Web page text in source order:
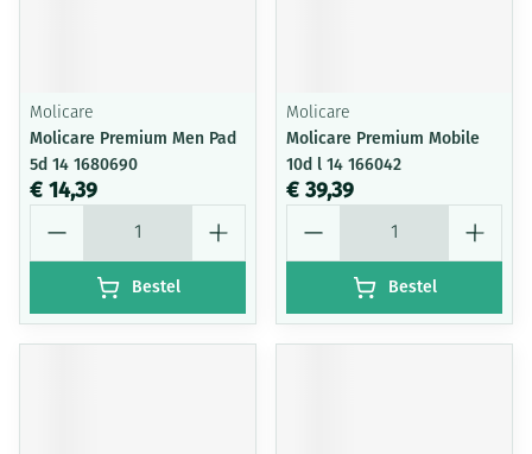
Molicare
Molicare Premium Men Pad
5d 14 1680690
€ 14,39
Bestel
Molicare
Molicare Premium Mobile
10d l 14 166042
€ 39,39
Bestel